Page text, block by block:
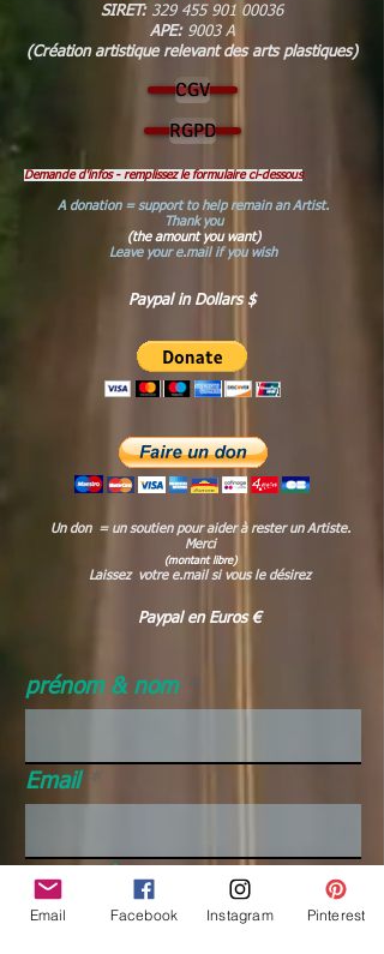
SIRET: 329 455 901 00036
APE:9003 A
(Création artistique relevant des arts plastiques)
CGV
RGPD
Demande d'infos - remplissez le formulaire ci-dessous
A donation = support to help remain an Artist.
Thank you
(the amount you want)
Leave your e.mail if you wish
Paypal in Dollars $
Un don = un soutien pour aider à rester un Artiste.
Merci
(montant libre)
Laissez votre e.mail si vous le désirez
Paypal en Euros €
prénom & nom
Email
pays - région
Email Facebook Instagram Pinterest